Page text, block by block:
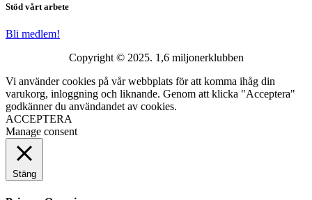
Stöd vårt arbete
Bli medlem!
Copyright © 2025. 1,6 miljonerklubben
Vi använder cookies på vår webbplats för att komma ihåg din
varukorg, inloggning och liknande. Genom att klicka "Acceptera"
godkänner du användandet av cookies.
ACCEPTERA
Manage consent
Stäng